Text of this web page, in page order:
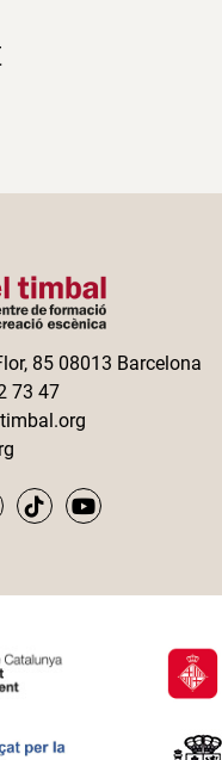
85 08013 Barcelona
73 47